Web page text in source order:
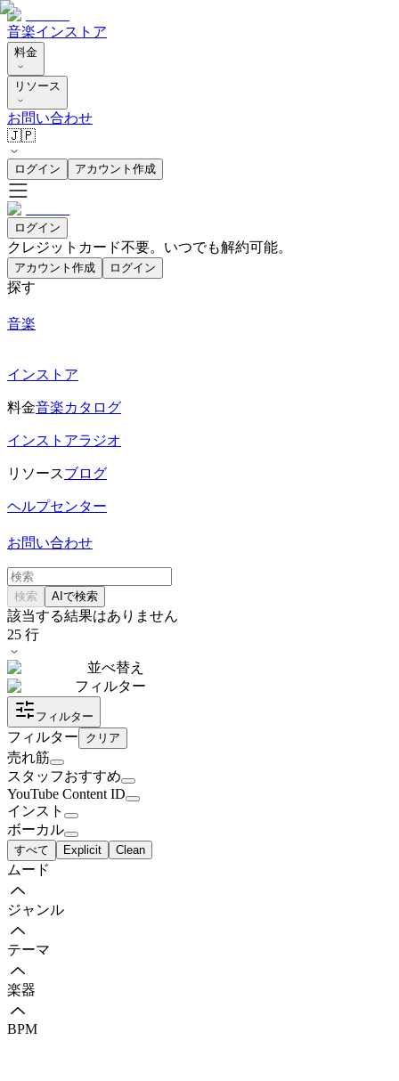
音楽インストア
料金
リソース
お問い合わせ
🇯🇵
ログイン アカウント作成
ログイン
クレジットカード不要。いつでも解約可能。
アカウント作成 ログイン
探す
音楽
インストア
料金音楽カタログ
インストアラジオ
リソースブログ
ヘルプセンター
お問い合わせ
検索 AIで検索
該当する結果はありません
25 行
並べ替え
フィルター
フィルター
フィルター クリア
売れ筋
スタッフおすすめ
YouTube Content ID
インスト
ボーカル
すべて Explicit Clean
ムード
ジャンル
テーマ
楽器
BPM